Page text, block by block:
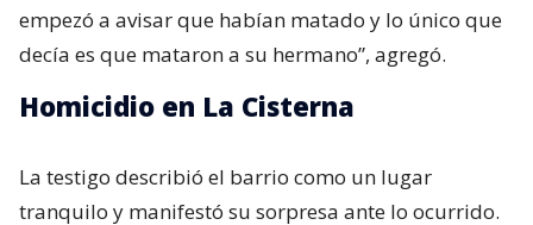
empezó a avisar que habían matado y lo único que
decía es que mataron a su hermano”, agregó.
Homicidio en La Cisterna
La testigo describió el barrio como un lugar
tranquilo y manifestó su sorpresa ante lo ocurrido.